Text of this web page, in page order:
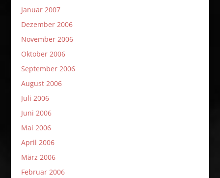
Januar 2007
Dezember 2006
November 2006
Oktober 2006
September 2006
August 2006
Juli 2006
Juni 2006
Mai 2006
April 2006
März 2006
Februar 2006